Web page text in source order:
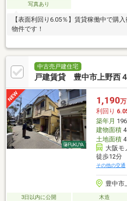
写真あり
【表面利回り6.05％】賃貸稼働中で購
物件です！
中古売戸建住宅
戸建賃貸 豊中市上野西
1,190
利回り
築年月
建物面積
土地面積
大阪モ
徒歩12分
その他の交通
豊中市
3日以内に公開 木造